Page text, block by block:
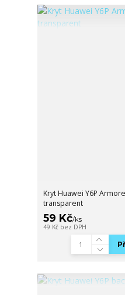
Kryt Huawei Y6P
transparent
59 Kč/ks
49 Kč bez DPH